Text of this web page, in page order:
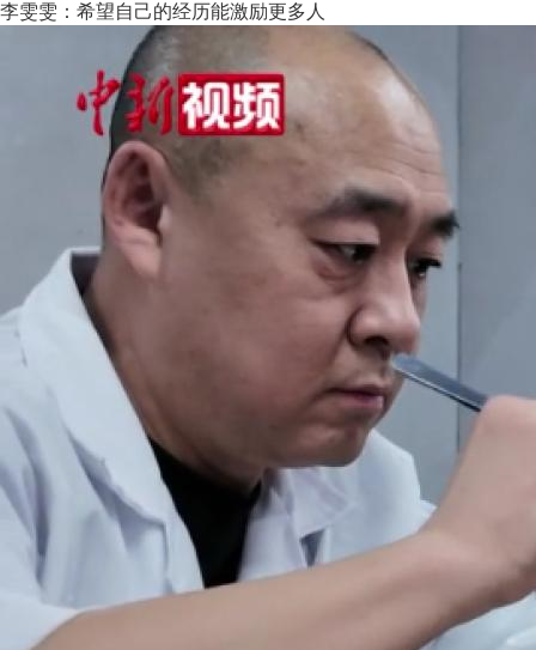
李雯雯：希望自己的经历能激励更多人